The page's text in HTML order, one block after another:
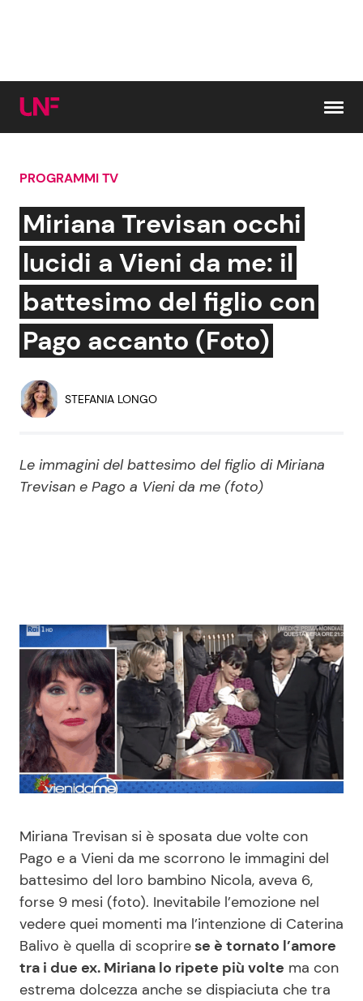
Cerca:
News e Cronaca
Attualità Italiana
Dal Mondo
Economia
Persone Scomparse
Politica
Gossip e TV
Bellezze VIP
Coppie VIP
Reality e Talent
News Musica
News Spettacolo
Benessere
Casa
Moda e Style
Mondo Mamma
News benessere
Cucina e Ricette
Consigli di Cucina
Dolci
Le Ricette in TV
Primi Piatti
Ricette Facili e Veloci
PROGRAMMI TV
Miriana Trevisan occhi
lucidi a Vieni da me: il
battesimo del figlio con
Pago accanto (Foto)
STEFANIA LONGO
Le immagini del battesimo del figlio di Miriana
Trevisan e Pago a Vieni da me (foto)
Miriana Trevisan si è sposata due volte con
Pago e a Vieni da me scorrono le immagini del
battesimo del loro bambino Nicola, aveva 6,
forse 9 mesi (foto). Inevitabile l’emozione nel
vedere quei momenti ma l’intenzione di Caterina
Balivo è quella di scoprirese è tornato l’amore
tra i due ex. Miriana lo ripete più volte ma con
estrema dolcezza anche se dispiaciuta che tra